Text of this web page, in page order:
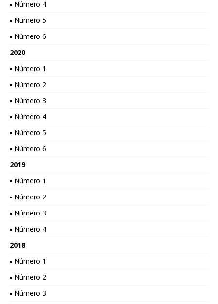
▪ Número 4
▪ Número 5
▪ Número 6
2020
▪ Número 1
▪ Número 2
▪ Número 3
▪ Número 4
▪ Número 5
▪ Número 6
2019
▪ Número 1
▪ Número 2
▪ Número 3
▪ Número 4
2018
▪ Número 1
▪ Número 2
▪ Número 3